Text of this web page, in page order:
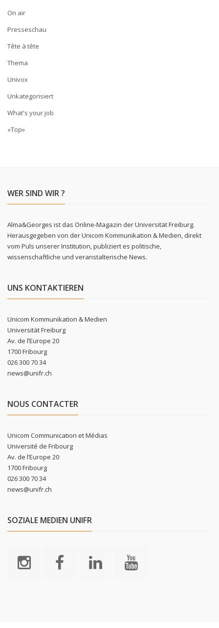
On air
Presseschau
Tête à tête
Thema
Univox
Unkategorisiert
What's your job
«Top»
WER SIND WIR ?
Alma&Georges ist das Online-Magazin der Universität Freiburg.
Herausgegeben von der Unicom Kommunikation & Medien, direkt
vom Puls unserer Institution, publiziert es politische,
wissenschaftliche und veranstalterische News.
UNS KONTAKTIEREN
Unicom Kommunikation & Medien
Universität Freiburg
Av. de l’Europe 20
1700 Fribourg
026 300 70 34
news@unifr.ch
NOUS CONTACTER
Unicom Communication et Médias
Université de Fribourg
Av. de l’Europe 20
1700 Fribourg
026 300 70 34
news@unifr.ch
SOZIALE MEDIEN UNIFR